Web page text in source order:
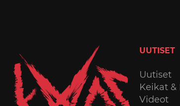
UUTISET
Uutiset
Keikat &
Videot